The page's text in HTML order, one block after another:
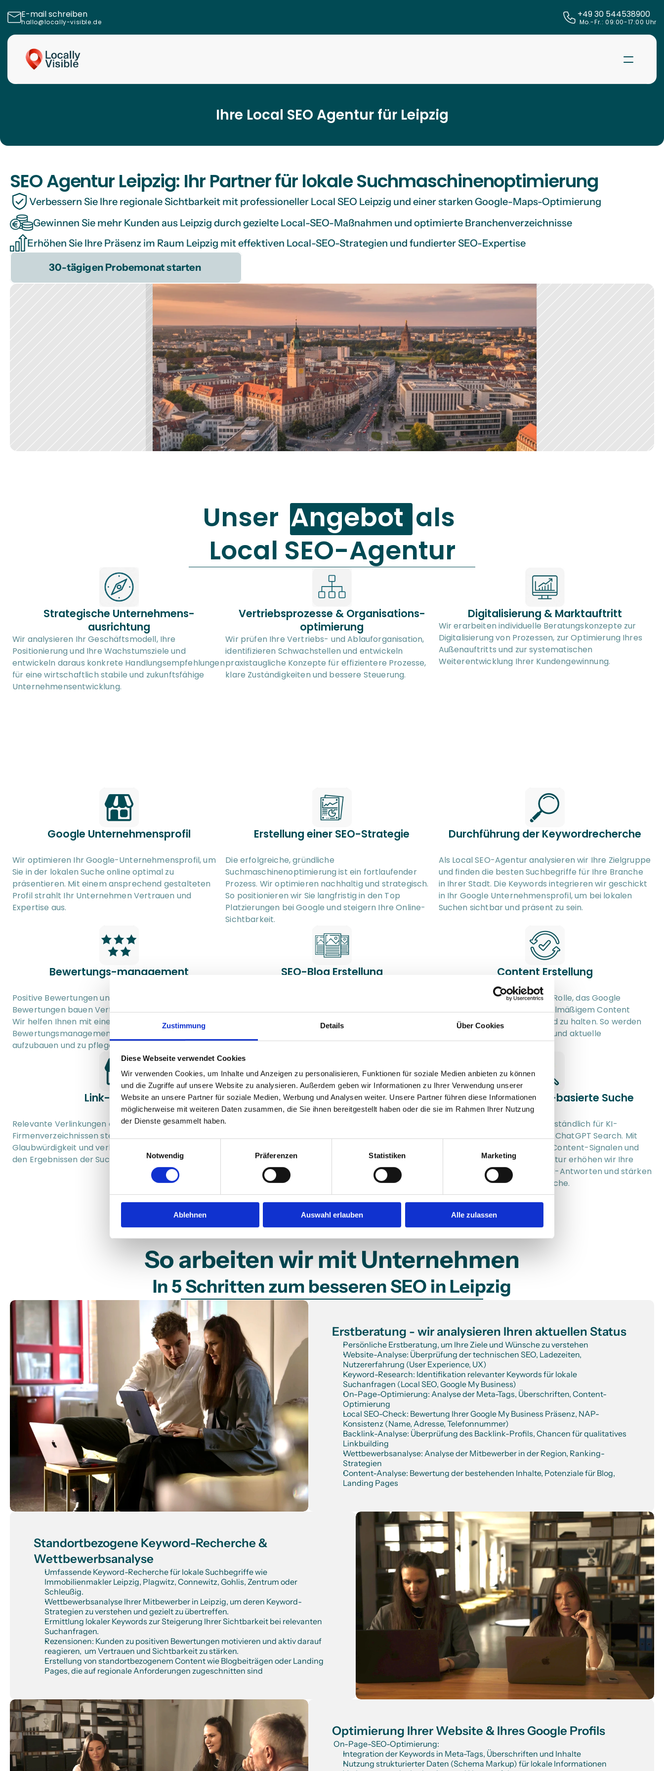
Zustimmung Details Über Cookies
Diese Webseite verwendet Cookies
Wir verwenden Cookies, um Inhalte und Anzeigen zu personalisieren, Funktionen für soziale Medien anbieten zu können
und die Zugriffe auf unsere Website zu analysieren. Außerdem geben wir Informationen zu Ihrer Verwendung unserer
Website an unsere Partner für soziale Medien, Werbung und Analysen weiter. Unsere Partner führen diese Informationen
möglicherweise mit weiteren Daten zusammen, die Sie ihnen bereitgestellt haben oder die sie im Rahmen Ihrer Nutzung
der Dienste gesammelt haben.
Einwilligungsauswahl
Notwendig
Präferenzen Statistiken Marketing
Ablehnen Auswahl erlauben Alle zulassen
E-mail schreiben
hallo@locally-visible.de
+49 30 544538900
Mo.-Fr.: 09:00-17:00 Uhr
Mehr erfahren
Ihre Local SEO Agentur für Leipzig
SEO Agentur Leipzig: Ihr Partner für lokale Suchmaschinenoptimierung
Verbessern Sie Ihre regionale Sichtbarkeit mit professioneller Local SEO Leipzig und einer starken Google-Maps-Optimierung
Gewinnen Sie mehr Kunden aus Leipzig durch gezielte Local-SEO-Maßnahmen und optimierte Branchenverzeichnisse
Erhöhen Sie Ihre Präsenz im Raum Leipzig mit effektiven Local-SEO-Strategien und fundierter SEO-Expertise
30-tägigen Probemonat starten
Unser Angebot
  als
Local SEO-Agentur
Strategische Unternehmens-
ausrichtung
Wir analysieren Ihr Geschäftsmodell, Ihre
Positionierung und Ihre Wachstumsziele und
entwickeln daraus konkrete Handlungsempfehlungen
für eine wirtschaftlich stabile und zukunftsfähige
Unternehmensentwicklung.
Vertriebsprozesse & Organisations-
optimierung
Wir prüfen Ihre Vertriebs- und Ablauforganisation,
identifizieren Schwachstellen und entwickeln
praxistaugliche Konzepte für effizientere Prozesse,
klare Zuständigkeiten und bessere Steuerung.
Digitalisierung & Marktauftritt
Wir erarbeiten individuelle Beratungskonzepte zur
Digitalisierung von Prozessen, zur Optimierung Ihres
Außenauftritts und zur systematischen
Weiterentwicklung Ihrer Kundengewinnung.
Google Unternehmensprofil
Wir optimieren Ihr Google-Unternehmensprofil, um
Sie in der lokalen Suche online optimal zu
präsentieren. Mit einem ansprechend gestalteten
Profil strahlt Ihr Unternehmen Vertrauen und
Expertise aus.
Erstellung einer SEO-Strategie
Die erfolgreiche, gründliche
Suchmaschinenoptimierung ist ein fortlaufender
Prozess. Wir optimieren nachhaltig und strategisch.
So positionieren wir Sie langfristig in den Top
Platzierungen bei Google und steigern Ihre Online-
Sichtbarkeit.
Durchführung der Keywordrecherche
Als Local SEO-Agentur analysieren wir Ihre Zielgruppe
und finden die besten Suchbegriffe für Ihre Branche
in Ihrer Stadt. Die Keywords integrieren wir geschickt
in Ihr Google Unternehmensprofil, um bei lokalen
Suchen sichtbar und präsent zu sein.
Bewertungs-management
Positive Bewertungen und die Beantwortung von
Bewertungen bauen Vertrauen bei Interessenten auf.
Wir helfen Ihnen mit einem strukturierten
Bewertungsmanagement, Ihren Ruf online
aufzubauen und zu pflegen.
SEO-Blog Erstellung
Sie als Branchenexperten und stärken Ihre lokale
Präsenz durch regelmäßige, SEO-relevante Beiträge
Content Erstellung
Es spielt eine entscheidende Rolle, das Google
Unternehmensprofil mit regelmäßigem Content
stets auf dem neuesten Stand zu halten. So werden
potenziellen Kunden genaue und aktuelle
Link- Building
Relevante Verlinkungen aus der Region in qualitativen
Firmenverzeichnissen steigern online Ihre
Glaubwürdigkeit und verbessern Ihre Platzierung in
den Ergebnissen der Suchmaschinen.
Website Erstellung & optimierung
Wir erstellen und optimieren Ihre Website, sodass sie
Ihr Unternehmen individuell widerspiegelt und
bessere Sichtbarkeit zu erreichen.
Optimierung für KI-basierte Suche
Wir machen Ihre Website verständlich für KI-
Systeme wie Google SGE und ChatGPT Search. Mit
strukturierten Daten, klaren Content-Signalen und
einer optimierten Seitenstruktur erhöhen wir Ihre
Sichtbarkeit in generativen KI-Antworten und stärken
Ihre Position in der lokalen Suche.
So arbeiten wir mit Unternehmen
In 5 Schritten zum besseren SEO in Leipzig
Erstberatung - wir analysieren Ihren aktuellen Status
Persönliche Erstberatung, um Ihre Ziele und Wünsche zu verstehen
Website-Analyse: Überprüfung der technischen SEO, Ladezeiten,
Nutzererfahrung (User Experience, UX)
Keyword-Research: Identifikation relevanter Keywords für lokale
Suchanfragen (Local SEO, Google My Business)
On-Page-Optimierung: Analyse der Meta-Tags, Überschriften, Content-
Optimierung
Local SEO-Check: Bewertung Ihrer Google My Business Präsenz, NAP-
Konsistenz (Name, Adresse, Telefonnummer)
Backlink-Analyse: Überprüfung des Backlink-Profils, Chancen für qualitatives
Linkbuilding
Wettbewerbsanalyse: Analyse der Mitbewerber in der Region, Ranking-
Strategien
Content-Analyse: Bewertung der bestehenden Inhalte, Potenziale für Blog,
Landing Pages
Standortbezogene Keyword-Recherche &
Wettbewerbsanalyse
Umfassende Keyword-Recherche für lokale Suchbegriffe wie
Immobilienmakler Leipzig, Plagwitz, Connewitz, Gohlis, Zentrum oder
Schleußig.
Wettbewerbsanalyse Ihrer Mitbewerber in Leipzig, um deren Keyword-
Strategien zu verstehen und gezielt zu übertreffen.
Ermittlung lokaler Keywords zur Steigerung Ihrer Sichtbarkeit bei relevanten
Suchanfragen.
Rezensionen: Kunden zu positiven Bewertungen motivieren und aktiv darauf
reagieren,  um Vertrauen und Sichtbarkeit zu stärken.
Erstellung von standortbezogenem Content wie Blogbeiträgen oder Landing
Pages, die auf regionale Anforderungen zugeschnitten sind
Optimierung Ihrer Website & Ihres Google Profils
On-Page-SEO-Optimierung:
Integration der Keywords in Meta-Tags, Überschriften und Inhalte
Nutzung strukturierter Daten (Schema Markup) für lokale Informationen